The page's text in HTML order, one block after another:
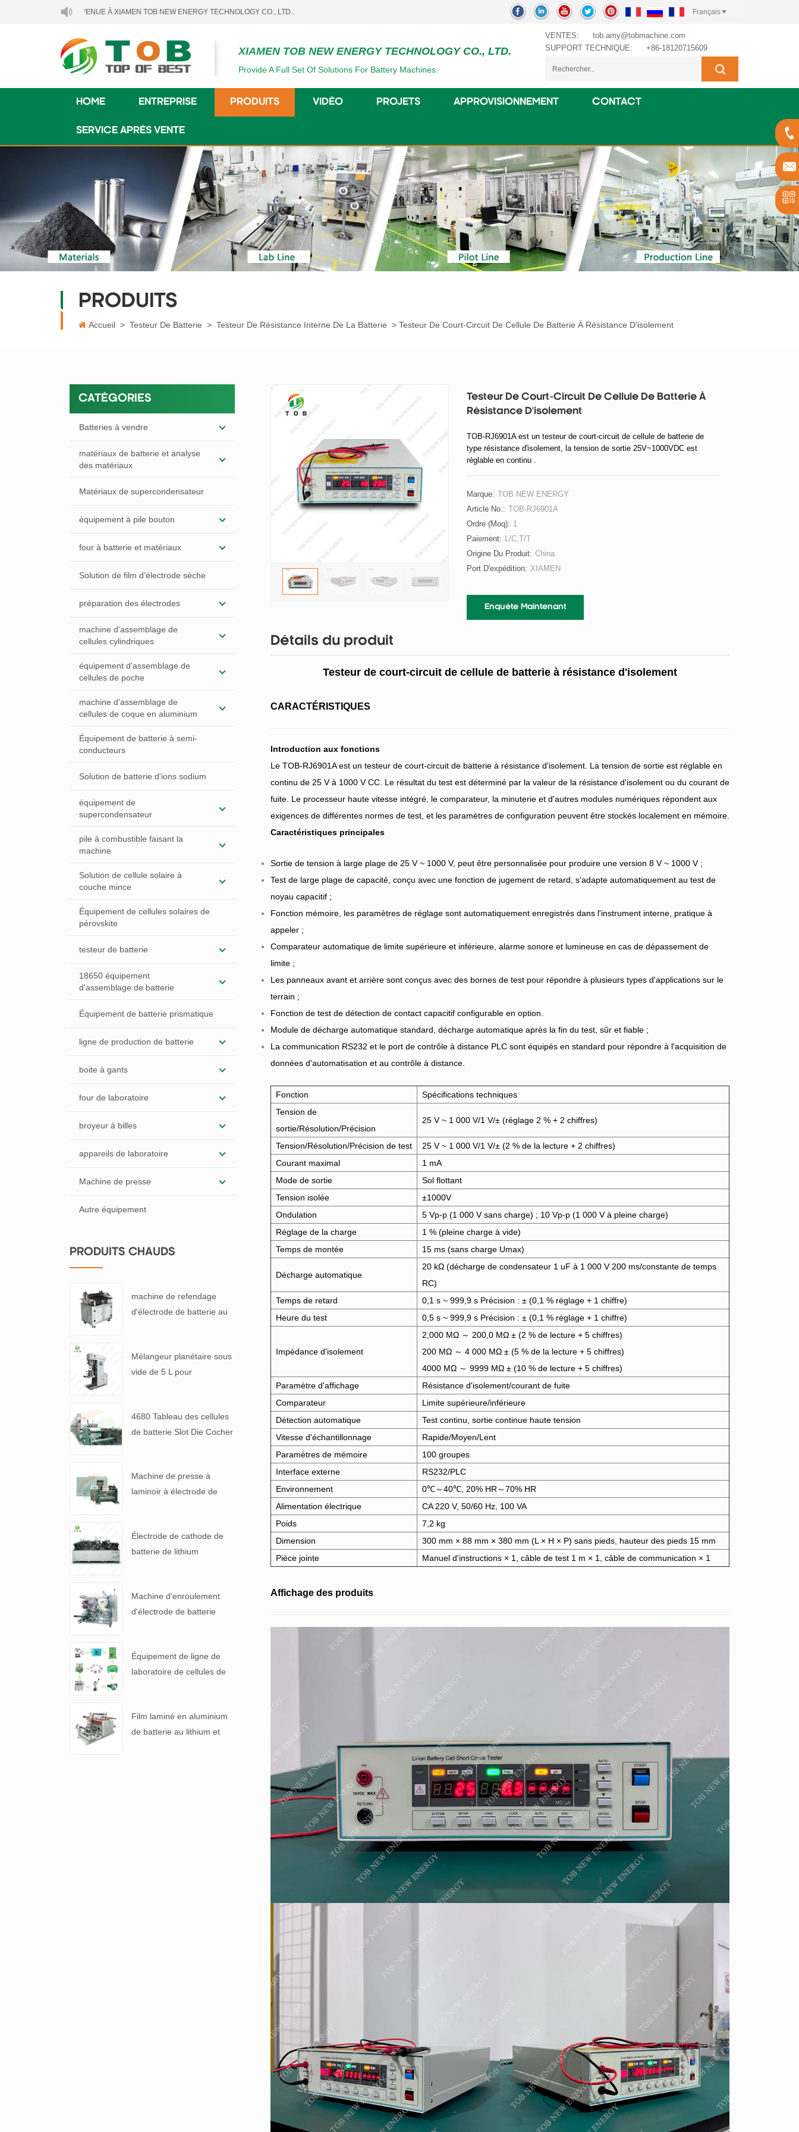
BIENVENUE À XIAMEN TOB NEW ENERGY TECHNOLOGY CO., LTD.. Français
XIAMEN TOB NEW ENERGY TECHNOLOGY CO., LTD.
Provide A Full Set Of Solutions For Battery Machines.
VENTES:
tob.amy@tobmachine.com
SUPPORT TECHNIQUE:
+86-18120715609
HOME ENTREPRISE PRODUITS VIDÉO PROJETS APPROVISIONNEMENT CONTACT
SERVICE APRÈS VENTE
PRODUITS
Accueil > Testeur De Batterie > Testeur De Résistance Interne De La Batterie > Testeur De Court-Circuit De Cellule De Batterie À Résistance D'isolement
CATÉGORIES
Batteries à vendre
matériaux de batterie et analyse
des matériaux
Matériaux de supercondensateur
équipement à pile bouton
four à batterie et matériaux
Solution de film d'électrode sèche
préparation des électrodes
machine d'assemblage de
cellules cylindriques
équipement d'assemblage de
cellules de poche
machine d'assemblage de
cellules de coque en aluminium
Équipement de batterie à semi-
conducteurs
Solution de batterie d'ions sodium
équipement de
supercondensateur
pile à combustible faisant la
machine
Solution de cellule solaire à
couche mince
Équipement de cellules solaires de
pérovskite
testeur de batterie
18650 équipement
d'assemblage de batterie
Équipement de batterie prismatique
ligne de production de batterie
boite à gants
four de laboratoire
broyeur à billes
appareils de laboratoire
Machine de presse
Autre équipement
PRODUITS CHAUDS
machine de refendage
d'électrode de batterie au
Mélangeur planétaire sous
vide de 5 L pour
4680 Tableau des cellules
de batterie Slot Die Cocher
Machine de presse à
laminoir à électrode de
Électrode de cathode de
batterie de lithium
Machine d'enroulement
d'électrode de batterie
Équipement de ligne de
laboratoire de cellules de
Film laminé en aluminium
de batterie au lithium et
Testeur De Court-Circuit De Cellule De Batterie À
Résistance D'isolement
TOB-RJ6901A est un testeur de court-circuit de cellule de batterie de
type résistance d'isolement, la tension de sortie 25V~1000VDC est
réglable en continu .
Marque: TOB NEW ENERGY
Article No.: TOB-RJ6901A
Ordre (moq): 1
Paiement: L/C,T/T
Origine Du Produit: China
Port D'expédition: XIAMEN
Enquête Maintenant
Détails du produit
Testeur de court-circuit de cellule de batterie à résistance d'isolement
CARACTÉRISTIQUES
Introduction aux fonctions
Le TOB-RJ6901A est un testeur de court-circuit de batterie à résistance d'isolement. La tension de sortie est réglable en
continu de 25 V à 1000 V CC. Le résultat du test est déterminé par la valeur de la résistance d'isolement ou du courant de
fuite. Le processeur haute vitesse intégré, le comparateur, la minuterie et d'autres modules numériques répondent aux
exigences de différentes normes de test, et les paramètres de configuration peuvent être stockés localement en mémoire.
Caractéristiques principales
Sortie de tension à large plage de 25 V ~ 1000 V, peut être personnalisée pour produire une version 8 V ~ 1000 V ;
Test de large plage de capacité, conçu avec une fonction de jugement de retard, s'adapte automatiquement au test de
noyau capacitif ;
Fonction mémoire, les paramètres de réglage sont automatiquement enregistrés dans l'instrument interne, pratique à
appeler ;
Comparateur automatique de limite supérieure et inférieure, alarme sonore et lumineuse en cas de dépassement de
limite ;
Les panneaux avant et arrière sont conçus avec des bornes de test pour répondre à plusieurs types d'applications sur le
terrain ;
Fonction de test de détection de contact capacitif configurable en option.
Module de décharge automatique standard, décharge automatique après la fin du test, sûr et fiable ;
La communication RS232 et le port de contrôle à distance PLC sont équipés en standard pour répondre à l'acquisition de
données d'automatisation et au contrôle à distance.
Fonction
Spécifications techniques
Tension de
sortie/Résolution/Précision
25 V ~ 1 000 V/1 V/± (réglage 2 % + 2 chiffres)
Tension/Résolution/Précision de test
25 V ~ 1 000 V/1 V/± (2 % de la lecture + 2 chiffres)
Courant maximal
1 mA
Mode de sortie
Sol flottant
Tension isolée
±1000V
Ondulation
5 Vp-p (1 000 V sans charge) ; 10 Vp-p (1 000 V à pleine charge)
Réglage de la charge
1 % (pleine charge à vide)
Temps de montée
15 ms (sans charge Umax)
Décharge automatique
20 kΩ (décharge de condensateur 1 uF à 1 000 V 200 ms/constante de temps
RC)
Temps de retard
0,1 s ~ 999,9 s Précision : ± (0,1 % réglage + 1 chiffre)
Heure du test
0,5 s ~ 999,9 s Précision : ± (0,1 % réglage + 1 chiffre)
Impédance d'isolement
2,000 MΩ ～ 200,0 MΩ ± (2 % de lecture + 5 chiffres)
200 MΩ ～ 4 000 MΩ ± (5 % de la lecture + 5 chiffres)
4000 MΩ ～ 9999 MΩ ± (10 % de lecture + 5 chiffres)
Paramètre d'affichage
Résistance d'isolement/courant de fuite
Comparateur
Limite supérieure/inférieure
Détection automatique
Test continu, sortie continue haute tension
Vitesse d'échantillonnage
Rapide/Moyen/Lent
Paramètres de mémoire
100 groupes
Interface externe
RS232/PLC
Environnement
0℃～40℃, 20% HR～70% HR
Alimentation électrique
CA 220 V, 50/60 Hz, 100 VA
Poids
7,2 kg
Dimension
300 mm × 88 mm × 380 mm (L × H × P) sans pieds, hauteur des pieds 15 mm
Pièce jointe
Manuel d'instructions × 1, câble de test 1 m × 1, câble de communication × 1
Affichage des produits